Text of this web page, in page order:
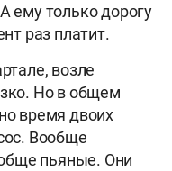
ему только дорогу
раз платит.
возле
Но в общем
время двоих
Вообще
пьяные. Они